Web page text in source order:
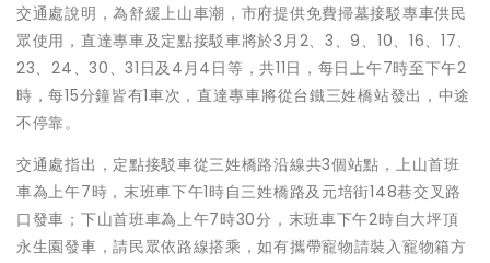
交通處說明，為舒緩上山車潮，市府提供免費掃墓接駁專車供民
眾使用，直達專車及定點接駁車將於3月2、3、9、10、16、17、
23、24、30、31日及4月4日等，共11日，每日上午7時至下午2
時，每15分鐘皆有1車次，直達專車將從台鐵三姓橋站發出，中途
不停靠。
交通處指出，定點接駁車從三姓橋路沿線共3個站點，上山首班
車為上午7時，末班車下午1時自三姓橋路及元培街148巷交叉路
口發車；下山首班車為上午7時30分，末班車下午2時自大坪頂
永生園發車，請民眾依路線搭乘，如有攜帶寵物請裝入寵物箱方